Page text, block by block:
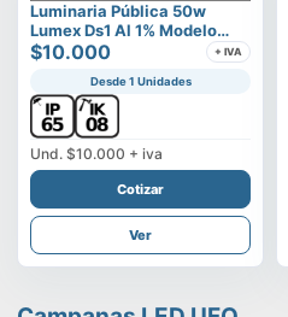
Luminaria Pública 50w
Lumex Ds1 Al 1% Modelo
Vega
$10.000 + IVA
Desde 1 Unidades
Und. $10.000 + iva
Cotizar
Ver